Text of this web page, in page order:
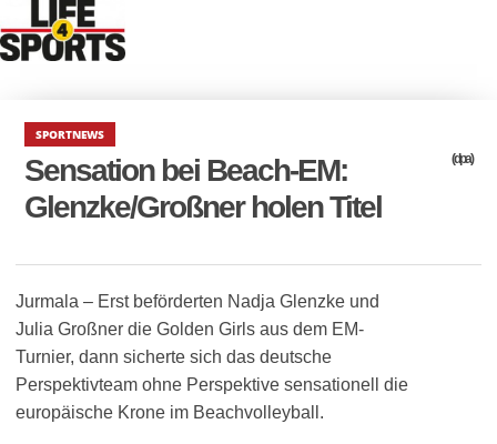
SPORTNEWS
Sensation bei Beach-EM:
Glenzke/Großner holen Titel
(dpa)
Jurmala – Erst beförderten Nadja Glenzke und
Julia Großner die Golden Girls aus dem EM-
Turnier, dann sicherte sich das deutsche
Perspektivteam ohne Perspektive sensationell die
europäische Krone im Beachvolleyball.